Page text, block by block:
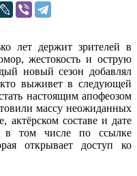
лет держит зрителей в
жестокость и острую
новый сезон добавлял
кто выживет в следующей
настоящим апофеозом
массу неожиданных
актёрском составе и дате
в том числе по ссылке
открывает доступ ко